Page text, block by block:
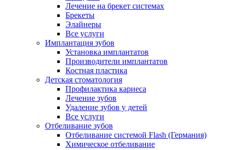
Лечение на брекет системах
Брекеты
Элайнеры
Все услуги
Имплантация зубов
Установка имплантатов
Производители имплантатов
Костная пластика
Детская стоматология
Профилактика кариеса
Лечение зубов
Удаление зубов у детей
Все услуги
Отбеливание зубов
Отбеливание системой Flash (Германия)
Химическое отбеливание